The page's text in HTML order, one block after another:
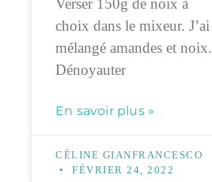
Verser 150g de noix à
choix dans le mixeur. J’ai
mélangé amandes et noix.
Dénoyauter
En savoir plus »
CÉLINE GIANFRANCESCO
FÉVRIER 24, 2022